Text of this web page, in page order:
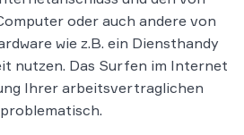
oder auch andere von
wie z.B. ein Diensthandy
nutzen. Das Surfen im Internet
Ihrer arbeitsvertraglichen